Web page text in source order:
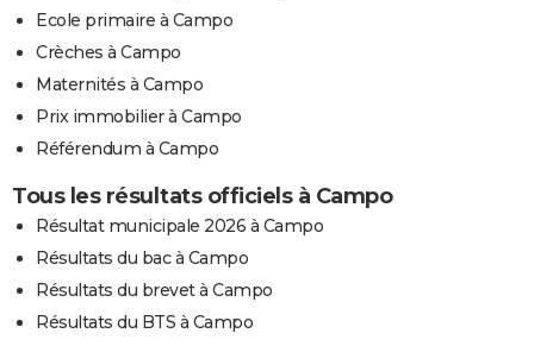
Ecole primaire à Campo
Crèches à Campo
Maternités à Campo
Prix immobilier à Campo
Référendum à Campo
Tous les résultats officiels à Campo
Résultat municipale 2026 à Campo
Résultats du bac à Campo
Résultats du brevet à Campo
Résultats du BTS à Campo